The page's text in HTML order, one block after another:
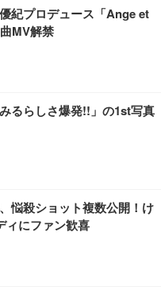
チェア (ホワイト)
ア デスクチェア 肘なし メ
ポート付き 腰サポート ガ
転 キャスター付き コンパク
FHD】GRAPHT THE S
24” Essential ゲーミン
チ 1ms FHD 量子ドット 残
シーツ 超厚型 お徳用 レギ
限定】
紀プロデュース「Ange et
MV解禁
るらしさ爆発!!」の1st写真
悩殺ショット複数公開！け
ィにファン歓喜